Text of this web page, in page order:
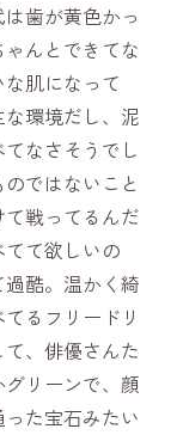
歯が黄色かっ
んとできてな
肌になって
環境だし、泥
なさそうでし
ではないこと
戦ってるんだ
て欲しいの
酷。温かく綺
るフリードリ
、俳優さんた
リーンで、顔
た宝石みたい